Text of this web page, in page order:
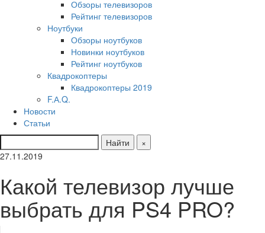
Обзоры телевизоров
Рейтинг телевизоров
Ноутбуки
Обзоры ноутбуков
Новинки ноутбуков
Рейтинг ноутбуков
Квадрокоптеры
Квадрокоптеры 2019
F.А.Q.
Новости
Статьи
Найти
×
27.11.2019
Какой телевизор лучше
выбрать для PS4 PRO?